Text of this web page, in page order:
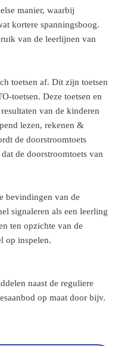
manier, waarbij
kortere spanningsboog.
van de leerlijnen van
toetsen af. Dit zijn toetsen
toetsen. Deze toetsen en
van de kinderen
lezen, rekenen &
de doorstroomtoets
de doorstroomtoets van
bevindingen van de
signaleren als een leerling
ten opzichte van de
op inspelen.
naast de reguliere
op maat door bijv.